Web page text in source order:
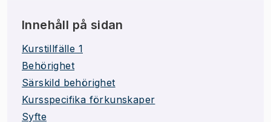
Innehåll på sidan
Kurstillfälle 1
Behörighet
Särskild behörighet
Kursspecifika förkunskaper
Syfte